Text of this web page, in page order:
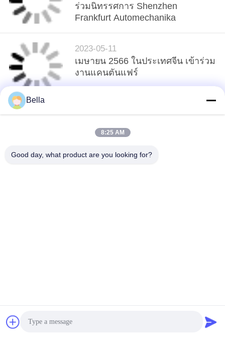
ร่วมนิทรรศการ Shenzhen
Frankfurt Automechanika
2023-05-11
เมษายน 2566 ในประเทศจีน เข้าร่วม
งานแคนตันแฟร์
Bella
8:25 AM
Good day, what product are you looking for?